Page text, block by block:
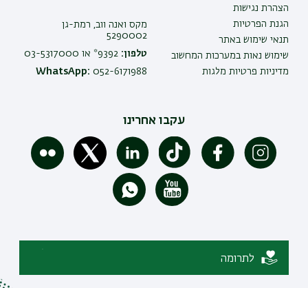
הצהרת נגישות
הגנת הפרטיות
תנאי שימוש באתר
שימוש נאות במערכות המחשוב
מדיניות פרטיות מלגות
מקס ואנה ווב, רמת-גן
5290002
טלפון:
WhatsApp: 052-6171988
עקבו אחרינו
לתרומה